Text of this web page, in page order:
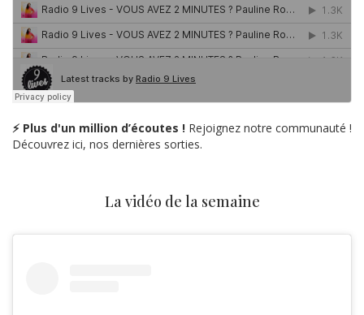
⚡ Plus d'un million d’écoutes ! Rejoignez notre communauté !
Découvrez ici, nos dernières sorties.
La vidéo de la semaine